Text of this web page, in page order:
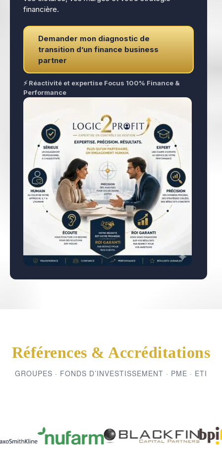
financière.
Demander mon diagnostic de
transition d’un finance business
partner
⚡ Réactivité et expertise Focus 100% Finance &
Performance
Références & Accréditations
GROUPES · FONDS D’INVESTISSEMENT · PME · ETI